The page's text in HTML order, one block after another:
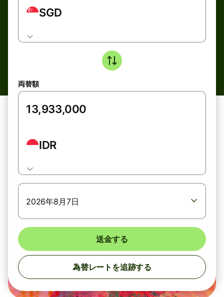
SGD
両替額
IDR
2026年8月7日
送金する
為替レートを追跡する